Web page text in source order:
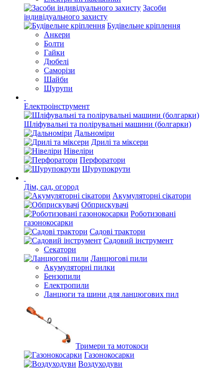
Засоби
індивідуального захисту
Будівельне кріплення
Анкери
Болти
Гайки
Дюбелі
Саморізи
Шайби
Шурупи
Електроінструмент
Шліфувальні та полірувальні машини (болгарки)
Дальноміри
Дрилі та міксери
Нівеліри
Перфоратори
Шурупокрути
Дім, сад, огород
Акумуляторні сікатори
Обприскувачі
Роботизовані
газонокосарки
Садові трактори
Садовий інструмент
Секатори
Ланцюгові пили
Акумуляторні пилки
Бензопили
Електропили
Ланцюги та шини для ланцюгових пил
Тримери та мотокоси
Газонокосарки
Воздуходуви